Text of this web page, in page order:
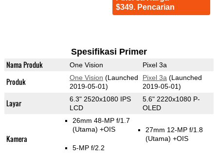
$349. Pencarian
Spesifikasi Primer
Nama Produk One Vision Pixel 3a
Produk One Vision (Launched
2019-05-01)
Pixel 3a (Launched
2019-05-01)
Layar
6.3" 2520x1080 IPS
LCD
5.6" 2220x1080 P-
OLED
Kamera
26mm 48-MP f/1.7
(Utama) +OIS
5-MP f/2.2
27mm 12-MP f/1.8
(Utama) +OIS